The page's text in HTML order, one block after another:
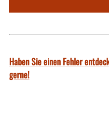
Haben Sie einen Fehler
gerne!